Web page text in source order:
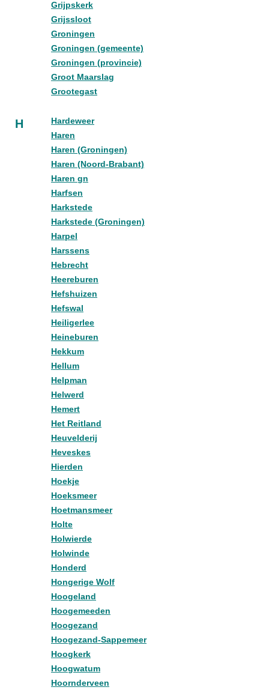
Grijpskerk
Grijssloot
Groningen
Groningen (gemeente)
Groningen (provincie)
Groot Maarslag
Grootegast
H
Hardeweer
Haren
Haren (Groningen)
Haren (Noord-Brabant)
Haren gn
Harfsen
Harkstede
Harkstede (Groningen)
Harpel
Harssens
Hebrecht
Heereburen
Hefshuizen
Hefswal
Heiligerlee
Heineburen
Hekkum
Hellum
Helpman
Helwerd
Hemert
Het Reitland
Heuvelderij
Heveskes
Hierden
Hoekje
Hoeksmeer
Hoetmansmeer
Holte
Holwierde
Holwinde
Honderd
Hongerige Wolf
Hoogeland
Hoogemeeden
Hoogezand
Hoogezand-Sappemeer
Hoogkerk
Hoogwatum
Hoornderveen